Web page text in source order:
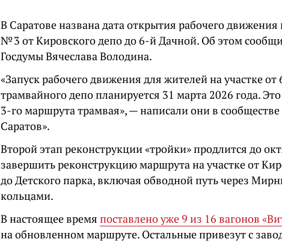
В Саратове названа дата открытия рабочего
№ 3 от Кировского депо до 6-й Дачной. Об этом
Госдумы Вячеслава Володина.
«Запуск рабочего движения для жителей на участке
трамвайного депо планируется 31 марта 2026 года.
3-го маршрута трамвая», — написали они в
Саратов».
Второй этап реконструкции «тройки» продлится до
завершить реконструкцию маршрута на участке от
до Детского парка, включая обводной путь через
кольцами.
В настоящее время поставлено уже 9 из 16 вагонов
на обновленном маршруте. Остальные привезут с